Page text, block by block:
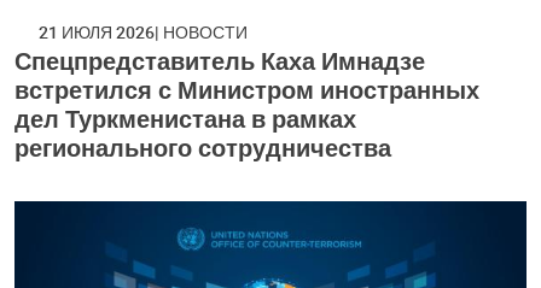
21 ИЮЛЯ 2026 НОВОСТИ
Спецпредставитель Каха Имнадзе
встретился с Министром иностранных
дел Туркменистана в рамках
регионального сотрудничества